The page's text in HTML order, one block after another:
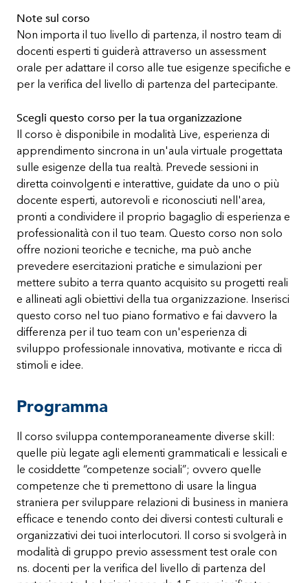
Note sul corso
Non importa il tuo livello di partenza, il nostro team di
docenti esperti ti guiderà attraverso un assessment
orale per adattare il corso alle tue esigenze specifiche e
per la verifica del livello di partenza del partecipante.
Scegli questo corso per la tua organizzazione
Il corso è disponibile in modalità Live, esperienza di
apprendimento sincrona in un'aula virtuale progettata
sulle esigenze della tua realtà. Prevede sessioni in
diretta coinvolgenti e interattive, guidate da uno o più
docente esperti, autorevoli e riconosciuti nell'area,
pronti a condividere il proprio bagaglio di esperienza e
professionalità con il tuo team. Questo corso non solo
offre nozioni teoriche e tecniche, ma può anche
prevedere esercitazioni pratiche e simulazioni per
mettere subito a terra quanto acquisito su progetti reali
e allineati agli obiettivi della tua organizzazione. Inserisci
questo corso nel tuo piano formativo e fai davvero la
differenza per il tuo team con un'esperienza di
sviluppo professionale innovativa, motivante e ricca di
stimoli e idee.
Programma
Il corso sviluppa contemporaneamente diverse skill:
quelle più legate agli elementi grammaticali e lessicali e
le cosiddette “competenze sociali”; ovvero quelle
competenze che ti premettono di usare la lingua
straniera per sviluppare relazioni di business in maniera
efficace e tenendo conto dei diversi contesti culturali e
organizzativi dei tuoi interlocutori. Il corso si svolgerà in
modalità di gruppo previo assessment test orale con
ns. docenti per la verifica del livello di partenza del